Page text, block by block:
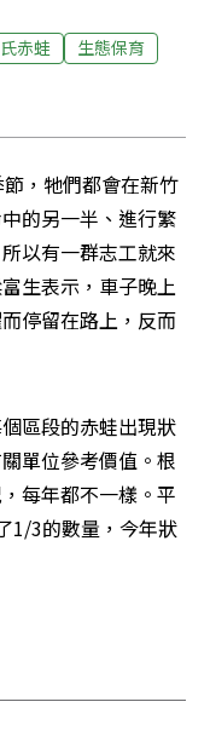
赤蛙 生態保育
，牠們都會在新竹
的另一半、進行繁
以有一群志工就來
生表示，車子晚上
停留在路上，反而
區段的赤蛙出現狀
單位參考價值。根
每年都不一樣。平
1/3的數量，今年狀